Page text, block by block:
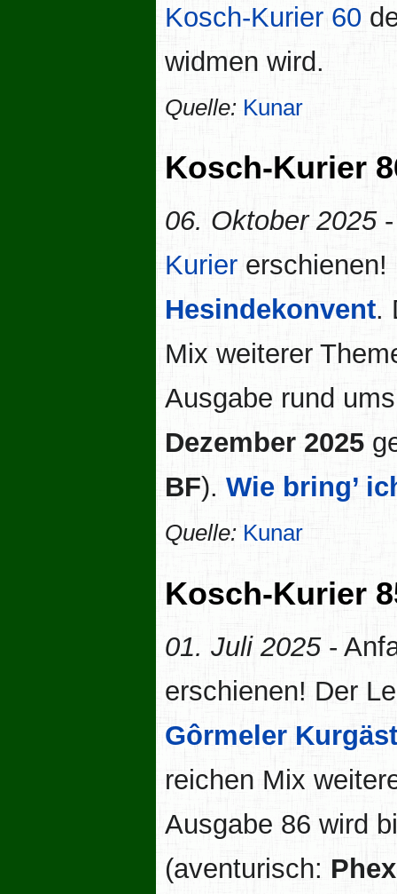
Kosch-Kurier 60
widmen wird.
Quelle: Kunar
Kosch-Kurier
06. Oktober 2025-
Kurier erschienen!
Hesindekonvent.
Mix weiterer
Ausgabe rund
Dezember 2025
BF). Wie bring’
Quelle: Kunar
Kosch-Kurier
01. Juli 2025-
erschienen! Der
Gôrmeler
reichen Mix
Ausgabe 86 wird
(aventurisch: